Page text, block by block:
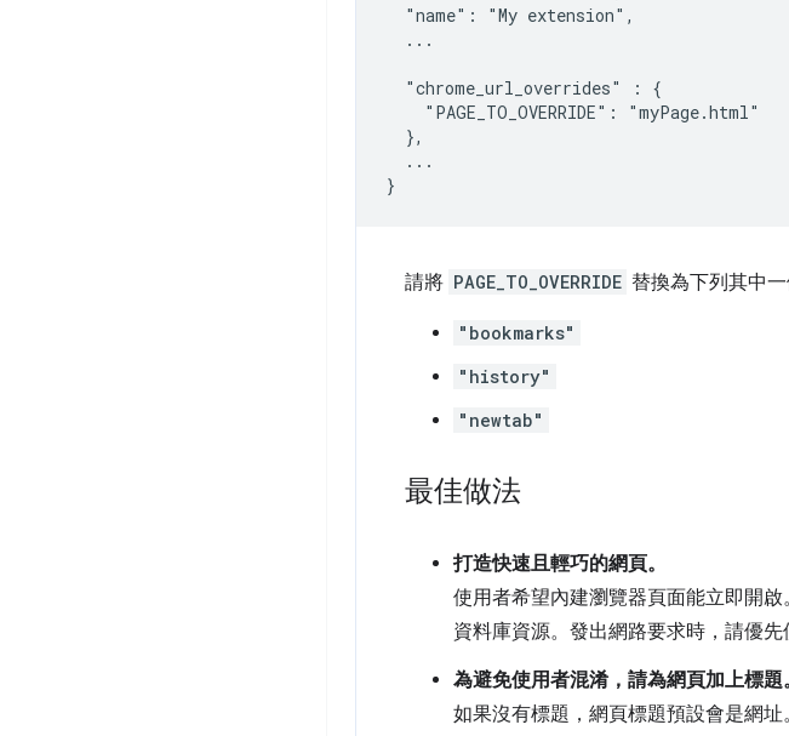
  "name": "My extension",
  ...
  "chrome_url_overrides" : {
    "PAGE_TO_OVERRIDE": "myPage.html"
  },
  ...
請將 PAGE_TO_OVERRIDE 替換為下列其中一
"bookmarks"
"history"
"newtab"
最佳做法
打造快速且輕巧的網頁。
使用者希望內建瀏覽器頁面能立即開
資料庫資源。發出網路要求時，請優先
為避免使用者混淆，請為網頁加上標題。
如果沒有標題，網頁標題預設會是網